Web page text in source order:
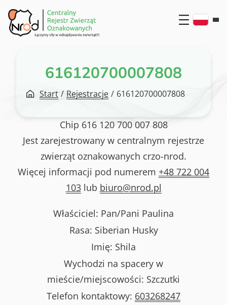
Przejdź
do
treści
616120700007808
Start / Rejestracje / 616120700007808
Chip 616 120 700 007 808
Jest zarejestrowany w centralnym rejestrze
zwierząt oznakowanych crzo-nrod.
Więcej informacji pod numerem +48 722 004
103lub biuro@nrod.pl
Właściciel: Pan/Pani Paulina
Rasa: Siberian Husky
Imię: Shila
Wychodzi na spacery w
mieście/miejscowości: Szczutki
Telefon kontaktowy: 603268247